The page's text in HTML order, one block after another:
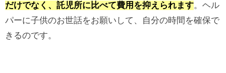
だけでなく、託児所に比べて費用を抑えられます。ヘル
パーに子供のお世話をお願いして、自分の時間を確保で
きるのです。